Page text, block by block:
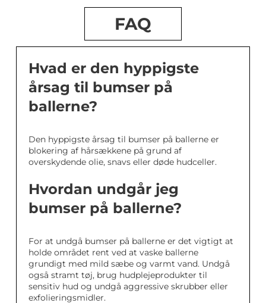
FAQ
Hvad er den hyppigste
årsag til bumser på
ballerne?
Den hyppigste årsag til bumser på ballerne er
blokering af hårsækkene på grund af
overskydende olie, snavs eller døde hudceller.
Hvordan undgår jeg
bumser på ballerne?
For at undgå bumser på ballerne er det vigtigt at
holde området rent ved at vaske ballerne
grundigt med mild sæbe og varmt vand. Undgå
også stramt tøj, brug hudplejeprodukter til
sensitiv hud og undgå aggressive skrubber eller
exfolieringsmidler.